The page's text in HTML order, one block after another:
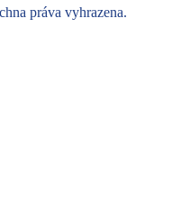
práva vyhrazena.